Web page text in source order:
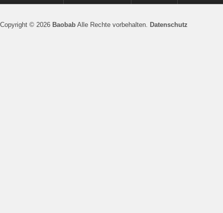
Copyright © 2026 Baobab Alle Rechte vorbehalten. Datenschutz